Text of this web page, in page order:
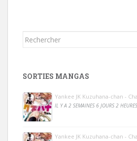
Rechercher...
SORTIES MANGAS
Yankee JK Kuzuhana-chan -
IL Y A 2 SEMAINES 6 JOURS 2 HEURES
Yankee JK Kuzuhana-chan -